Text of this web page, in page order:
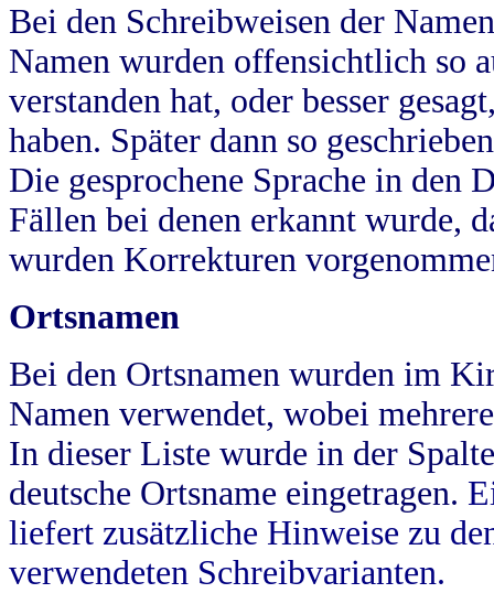
Bei den Schreibweisen der
Namen wurden offensichtlich so
verstanden hat, oder besser
haben. Später dann so
Die gesprochene Sprache in
Fällen bei denen erkannt wurde,
wurden Korrekturen
Ortsnamen
Bei den Ortsnamen wurden im
Namen verwendet, wobei
In dieser Liste wurde in der
deutsche Ortsname eingetragen.
liefert zusätzliche Hinweise zu
verwendeten Schreibvarianten.